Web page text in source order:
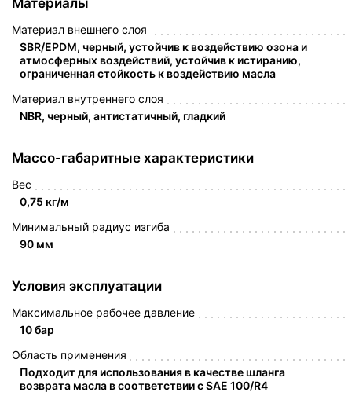
Материалы
Материал внешнего слоя
SBR/EPDM, черный, устойчив к воздействию озона и
атмосферных воздействий, устойчив к истиранию,
ограниченная стойкость к воздействию масла
Материал внутреннего слоя
NBR, черный, антистатичный, гладкий
Массо-габаритные характеристики
Вес
0,75 кг/м
Минимальный радиус изгиба
90 мм
Условия эксплуатации
Максимальное рабочее давление
10 бар
Область применения
Подходит для использования в качестве шланга
возврата масла в соответствии с SAE 100/R4